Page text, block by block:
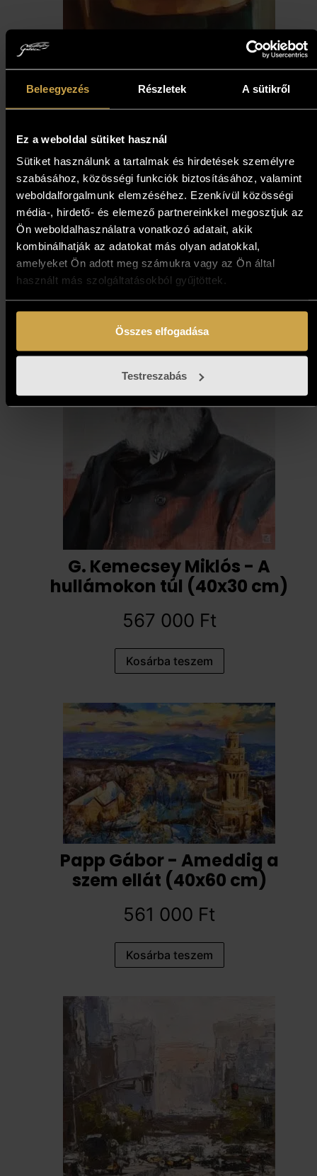
Beleegyezés Részletek A sütikről
Ez a weboldal sütiket használ
Sütiket használunk a tartalmak és hirdetések személyre
szabásához, közösségi funkciók biztosításához, valamint
weboldalforgalmunk elemzéséhez. Ezenkívül közösségi
média-, hirdető- és elemező partnereinkkel megosztjuk az
Ön weboldalhasználatra vonatkozó adatait, akik
kombinálhatják az adatokat más olyan adatokkal,
amelyeket Ön adott meg számukra vagy az Ön által
használt más szolgáltatásokból gyűjtöttek.
Összes elfogadása
Testreszabás
Fassel L’ousa Ferenc -
Kísértés (70x27,5 cm)
1 374 000Ft
Kosárba teszem
G. Kemecsey Miklós - A
hullámokon túl (40x30 cm)
567 000 Ft
Kosárba teszem
Papp Gábor - Ameddig a
szem ellát (40x60 cm)
561 000 Ft
Kosárba teszem